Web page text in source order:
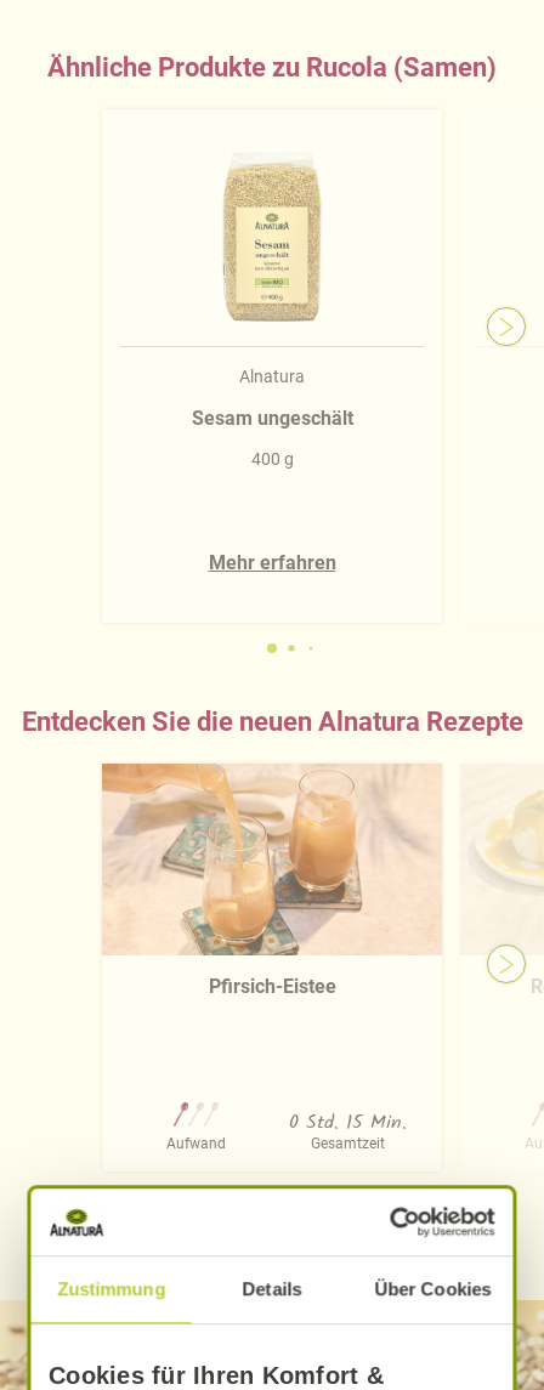
Zustimmung Details Über Cookies
Cookies für Ihren Komfort &
Ähnliche Produkte zu Rucola (Samen)
Alnatura
Sesam ungeschält
400 g
Mehr erfahren
Entdecken Sie die neuen Alnatura Rezepte
Pfirsich-Eistee
Aufwand
0 Std. 15 Min.
Gesamtzeit
WEITERE ALNATURA REZEPTE FINDEN